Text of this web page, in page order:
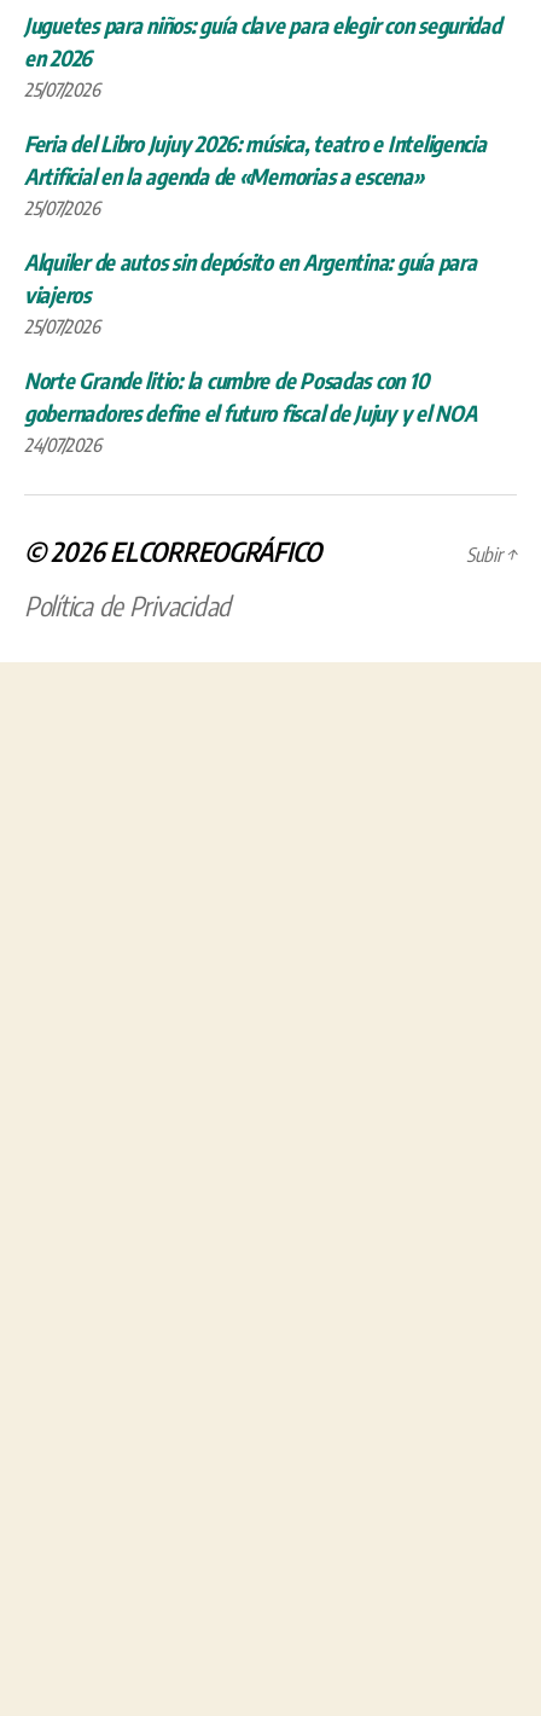
Juguetes para niños: guía clave para elegir con seguridad
en 2026
25/07/2026
Feria del Libro Jujuy 2026: música, teatro e Inteligencia
Artificial en la agenda de «Memorias a escena»
25/07/2026
Alquiler de autos sin depósito en Argentina: guía para
viajeros
25/07/2026
Norte Grande litio: la cumbre de Posadas con 10
gobernadores define el futuro fiscal de Jujuy y el NOA
24/07/2026
© 2026ELCORREOGRÁFICO
Política de Privacidad
Subir↑